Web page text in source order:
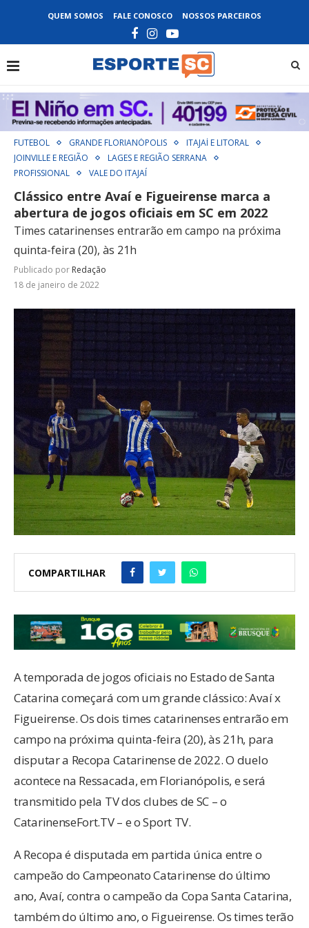
QUEM SOMOS FALE CONOSCO NOSSOS PARCEIROS
FUTEBOL GRANDE FLORIANÓPOLIS
ITAJAÍ E LITORAL
JOINVILLE E REGIÃO
LAGES E REGIÃO SERRANA
PROFISSIONAL
VALE DO ITAJAÍ
Clássico entre Avaí e Figueirense marca a
abertura de jogos oficiais em SC em 2022
Times catarinenses entrarão em campo na próxima
quinta-feira (20), às 21h
Publicado por Redação
18 de janeiro de 2022
COMPARTILHAR
A temporada de jogos oficiais no Estado de Santa
Catarina começará com um grande clássico: Avaí x
Figueirense. Os dois times catarinenses entrarão em
campo na próxima quinta-feira (20), às 21h, para
disputar a Recopa Catarinense de 2022. O duelo
acontece na Ressacada, em Florianópolis, e será
transmitido pela TV dos clubes de SC – o
CatarinenseFort.TV – e o Sport TV.
A Recopa é disputada em partida única entre o
campeão do Campeonato Catarinense do último
ano, Avaí, contra o campeão da Copa Santa Catarina,
também do último ano, o Figueirense. Os times terão